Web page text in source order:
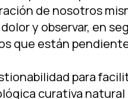
de nosotros
y observar, en
que están
para
curativa